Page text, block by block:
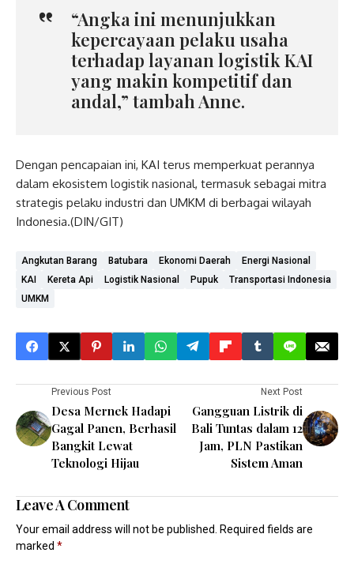
“Angka ini menunjukkan
kepercayaan pelaku usaha
terhadap layanan logistik KAI
yang makin kompetitif dan
andal,” tambah Anne.
Dengan pencapaian ini, KAI terus memperkuat perannya
dalam ekosistem logistik nasional, termasuk sebagai mitra
strategis pelaku industri dan UMKM di berbagai wilayah
Indonesia.(DIN/GIT)
Angkutan Barang Batubara Ekonomi Daerah
Energi Nasional
KAI
Kereta Api Logistik Nasional Pupuk
Transportasi Indonesia
UMKM
Previous Post
Desa Mernek Hadapi
Gagal Panen, Berhasil
Bangkit Lewat
Teknologi Hijau
Next Post
Gangguan Listrik di
Bali Tuntas dalam 12
Jam, PLN Pastikan
Sistem Aman
Leave A Comment
Your email address will not be published.
Required fields are
marked *